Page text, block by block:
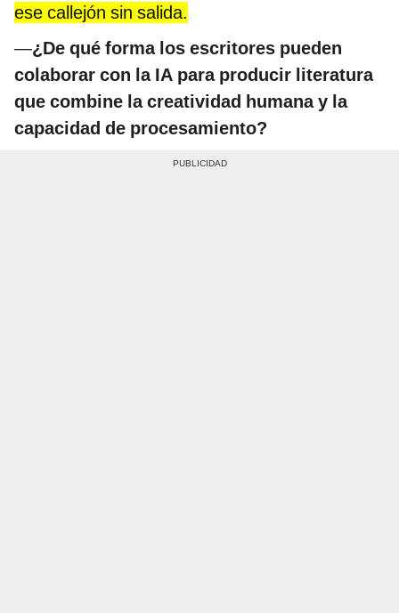
ese callejón sin salida.
—¿De qué forma los escritores pueden
colaborar con la IA para producir literatura
que combine la creatividad humana y la
capacidad de procesamiento?